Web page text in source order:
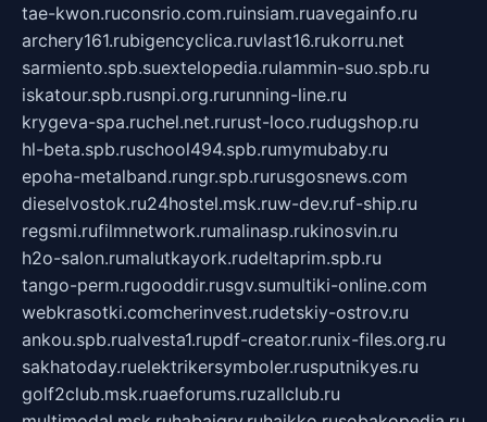
tae-kwon.ruconsrio.com.ruinsiam.ruavegainfo.ru
archery161.rubigencyclica.ruvlast16.rukorru.net
sarmiento.spb.suextelopedia.rulammin-suo.spb.ru
iskatour.spb.rusnpi.org.rurunning-line.ru
krygeva-spa.ruchel.net.rurust-loco.rudugshop.ru
hl-beta.spb.ruschool494.spb.rumymubaby.ru
epoha-metalband.rungr.spb.rurusgosnews.com
dieselvostok.ru24hostel.msk.ruw-dev.ruf-ship.ru
regsmi.rufilmnetwork.rumalinasp.rukinosvin.ru
h2o-salon.rumalutkayork.rudeltaprim.spb.ru
tango-perm.rugooddir.rusgv.sumultiki-online.com
webkrasotki.comcherinvest.rudetskiy-ostrov.ru
ankou.spb.rualvesta1.rupdf-creator.runix-files.org.ru
sakhatoday.ruelektrikersymboler.rusputnikyes.ru
golf2club.msk.ruaeforums.ruzallclub.ru